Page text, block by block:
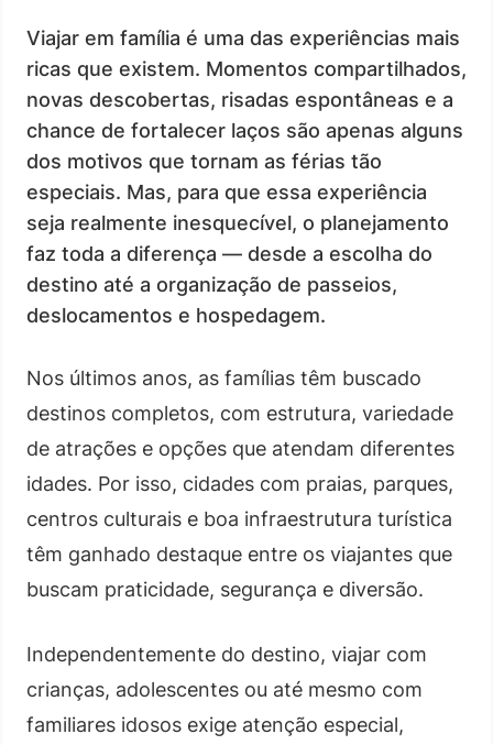
Viajar em família é uma das experiências mais
ricas que existem. Momentos compartilhados,
novas descobertas, risadas espontâneas e a
chance de fortalecer laços são apenas alguns
dos motivos que tornam as férias tão
especiais. Mas, para que essa experiência
seja realmente inesquecível, o planejamento
faz toda a diferença — desde a escolha do
destino até a organização de passeios,
deslocamentos e hospedagem.
Nos últimos anos, as famílias têm buscado
destinos completos, com estrutura, variedade
de atrações e opções que atendam diferentes
idades. Por isso, cidades com praias, parques,
centros culturais e boa infraestrutura turística
têm ganhado destaque entre os viajantes que
buscam praticidade, segurança e diversão.
Independentemente do destino, viajar com
crianças, adolescentes ou até mesmo com
familiares idosos exige atenção especial,